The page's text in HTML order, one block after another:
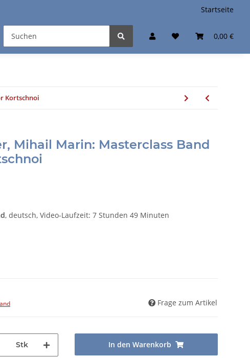
Startseite
0,00 €
Kortschnoi
Mihail Marin: Masterclass Band
, deutsch, Video-Laufzeit: 7 Stunden 49 Minuten
Frage zum Artikel
Stk In den Warenkorb